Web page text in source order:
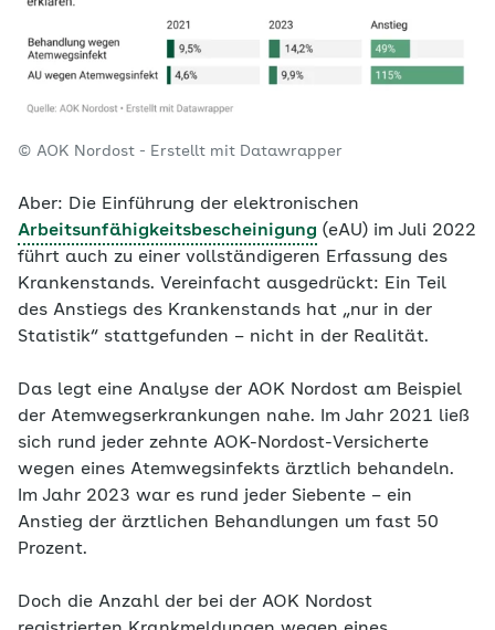
© AOK Nordost - Erstellt mit Datawrapper
Aber: Die Einführung der elektronischen
Arbeitsunfähigkeitsbescheinigung (eAU) im Juli 2022
führt auch zu einer vollständigeren Erfassung des
Krankenstands. Vereinfacht ausgedrückt: Ein Teil
des Anstiegs des Krankenstands hat „nur in der
Statistik“ stattgefunden – nicht in der Realität.
Das legt eine Analyse der AOK Nordost am Beispiel
der Atemwegserkrankungen nahe. Im Jahr 2021 ließ
sich rund jeder zehnte AOK-Nordost-Versicherte
wegen eines Atemwegsinfekts ärztlich behandeln.
Im Jahr 2023 war es rund jeder Siebente – ein
Anstieg der ärztlichen Behandlungen um fast 50
Prozent.
Doch die Anzahl der bei der AOK Nordost